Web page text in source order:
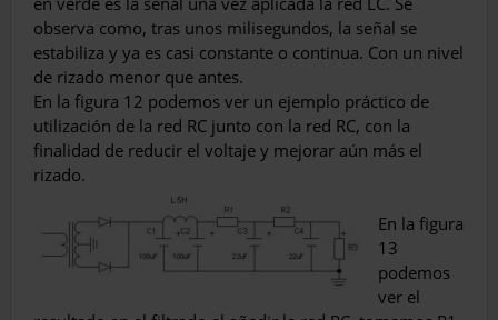
observa como, tras unos milisegundos, la señal se
estabiliza y ya es casi constante o continua. Con un nivel
de rizado menor que antes.
En la figura 12 podemos ver un ejemplo práctico de
utilización de la red RC junto con la red RC, con la
finalidad de reducir el voltaje y mejorar aún más el
rizado.
En la figura
13
podemos
ver el